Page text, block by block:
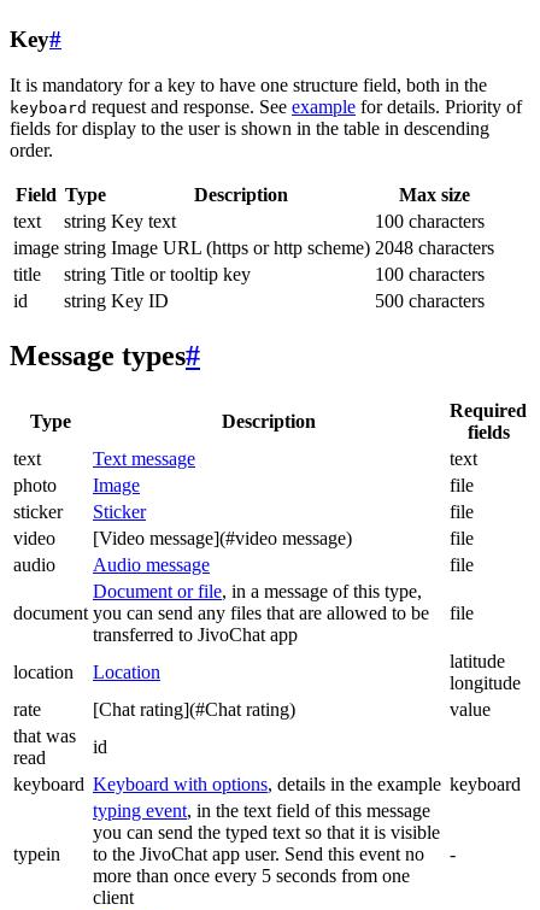
Key#
It is mandatory for a key to have one structure field, both in the
keyboard request and response. See example for details. Priority of
fields for display to the user is shown in the table in descending
order.
Field Type Description
Max size
text
string Key text
100 characters
image string Image URL (https or http scheme) 2048 characters
title
string Title or tooltip key
100 characters
id
string Key ID 500 characters
Message types#
Type Description
Required
fields
text
Text message
text
photo
Image
file
sticker
Sticker
file
video
[Video message](#video message)
file
audio
Audio message file
document
Document or file, in a message of this type,
you can send any files that are allowed to be
transferred to JivoChat app
file
location Location
latitude
longitude
rate
[Chat rating](#Chat rating)
value
that was
read
id
keyboard Keyboard with options, details in the example keyboard
typein
typing event, in the text field of this message
you can send the typed text so that it is visible
to the JivoChat app user. Send this event no
more than once every 5 seconds from one
client
-